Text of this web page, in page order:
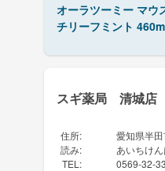
オーラツーミー マウ
チリーフミント
スギ薬局 清城店
住所:
愛知県半
読み:
あいちけ
TEL : 0569-32-